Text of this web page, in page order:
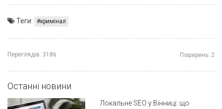
Теги: кримінал
Переглядів: 3186 Поширень: 2
Останні новини
Локальне SEO у Вінниці: що